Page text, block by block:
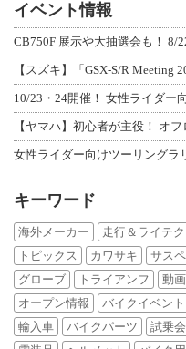
イベント情報
CB750F 展示や大抽選会も！ 8/
【スズキ】「GSX-S/R Meeting
10/23・24開催！ 女性ライダー
【ヤマハ】初心者が主役！ オ
女性ライダー向けツーリングラ
キーワード
海外メーカー 走行＆ライテク
トピックス
カワサキ サス
グローブ
トライアンフ 動画
オープン情報
バイクイベント
輸入車
バイクパーツ 試乗会